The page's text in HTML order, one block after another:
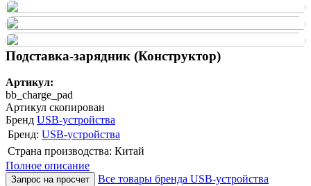
Подставка-зарядник (Конструктор)
Артикул:
bb_charge_pad
Артикул скопирован
Бренд USB-устройства
Бренд: USB-устройства
Страна производства: Китай
Полное описание
Запрос на просчет
Все товары бренда USB-устройства